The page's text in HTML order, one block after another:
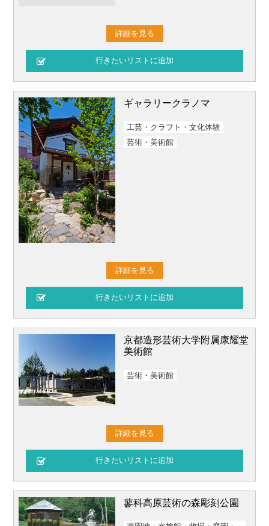
詳細を見る
ギャラリークラノマ
工芸・クラフト・文化体験
芸術・美術館
詳細を見る
京都造形芸術大学附属康耀堂
美術館
芸術・美術館
詳細を見る
蓼科高原芸術の森彫刻公園